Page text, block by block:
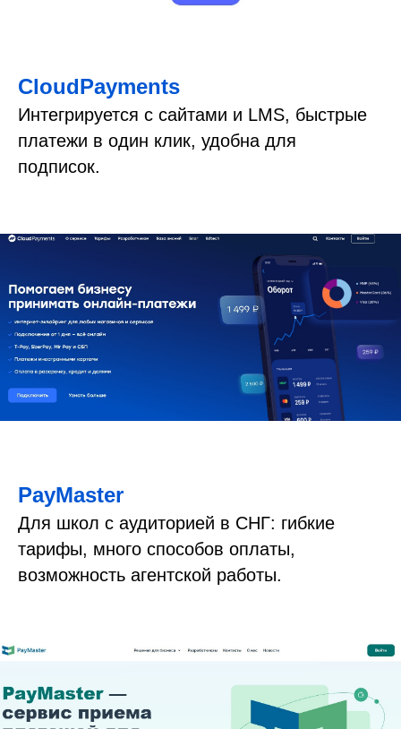
CloudPayments
Интегрируется с сайтами и LMS, быстрые
платежи в один клик, удобна для
подписок.
PayMaster
Для школ с аудиторией в СНГ: гибкие
тарифы, много способов оплаты,
возможность агентской работы.